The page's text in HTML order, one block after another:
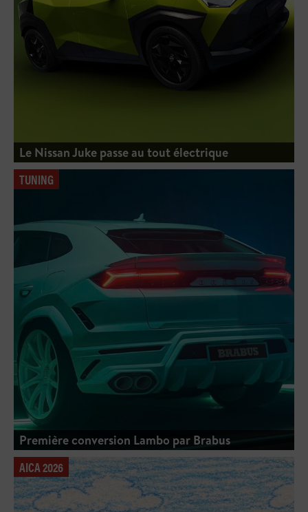
Le Nissan Juke passe au tout électrique
TUNING
Première conversion Lambo par Brabus
AICA 2026